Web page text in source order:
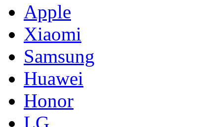
Apple
Xiaomi
Samsung
Huawei
Honor
LG